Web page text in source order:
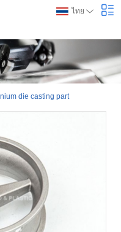
ไทย
die casting part